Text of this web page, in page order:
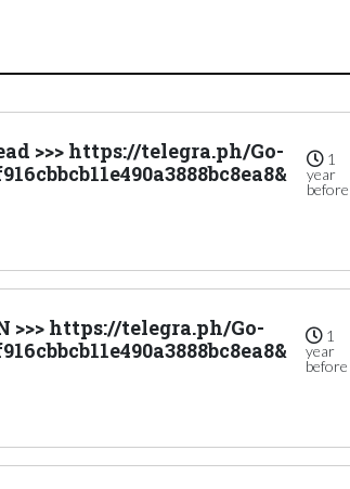
>>> https://telegra.ph/Go-
1
year
before
>>> https://telegra.ph/Go-
1
year
before